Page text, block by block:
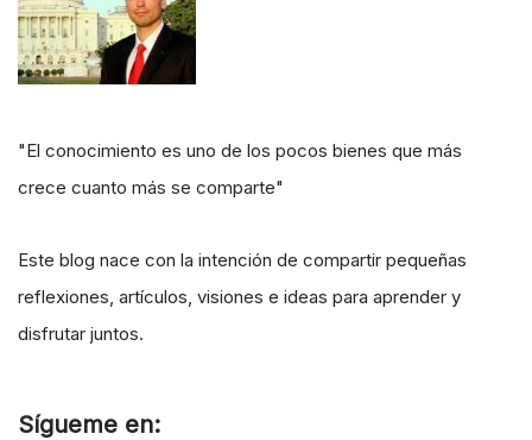
"El conocimiento es uno de los pocos bienes que más
crece cuanto más se comparte"
Este blog nace con la intención de compartir pequeñas
reflexiones, artículos, visiones e ideas para aprender y
disfrutar juntos.
Sígueme en: